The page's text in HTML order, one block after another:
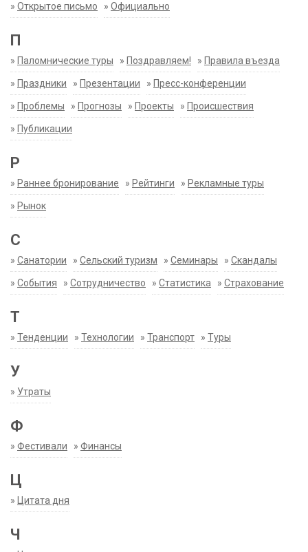
» Открытое письмо » Официально
П
» Паломнические туры » Поздравляем! » Правила въезда
» Праздники » Презентации » Пресс-конференции
» Проблемы » Прогнозы » Проекты » Происшествия
» Публикации
Р
» Раннее бронирование » Рейтинги » Рекламные туры
» Рынок
С
» Санатории » Сельский туризм » Семинары » Скандалы
» События » Сотрудничество » Статистика » Страхование
Т
» Тенденции » Технологии » Транспорт » Туры
У
» Утраты
Ф
» Фестивали » Финансы
Ц
» Цитата дня
Ч